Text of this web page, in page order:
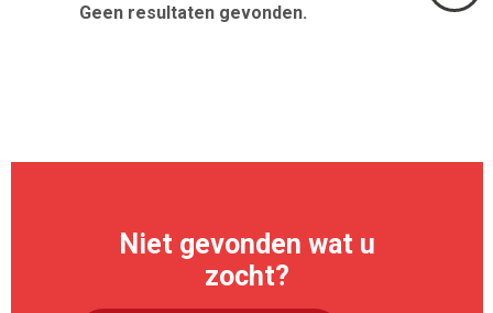
Geen resultaten gevonden.
Niet gevonden wat u
zocht?